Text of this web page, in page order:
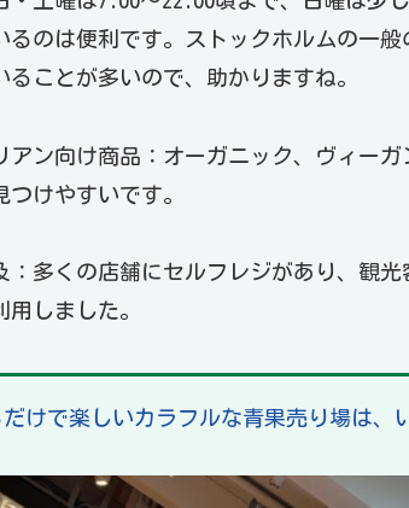
るのは便利です。ストックホルムの一
ることが多いので、助かりますね。
アン向け商品：オーガニック、ヴィー
つけやすいです。
：多くの店舗にセルフレジがあり、観
しました。
だけで楽しいカラフルな青果売り場は、